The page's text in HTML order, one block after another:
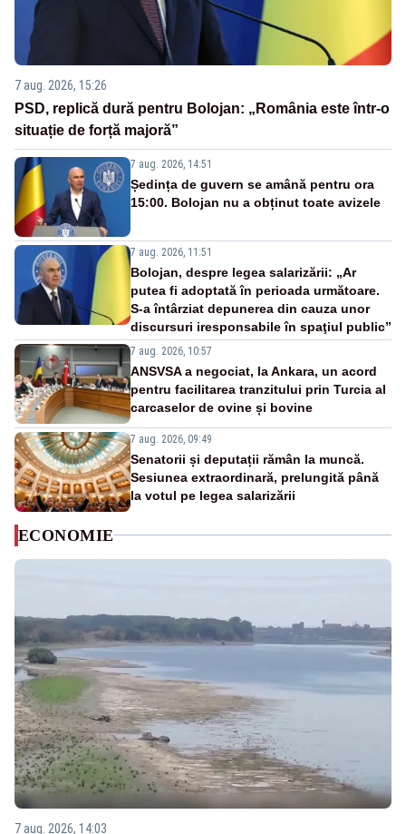
7 aug. 2026, 15:26
PSD, replică dură pentru Bolojan: „România este într-o
situație de forță majoră”
7 aug. 2026, 14:51
Ședința de guvern se amână pentru ora
15:00. Bolojan nu a obținut toate avizele
7 aug. 2026, 11:51
Bolojan, despre legea salarizării: „Ar
putea fi adoptată în perioada următoare.
S-a întârziat depunerea din cauza unor
discursuri iresponsabile în spaţiul public”
7 aug. 2026, 10:57
ANSVSA a negociat, la Ankara, un acord
pentru facilitarea tranzitului prin Turcia al
carcaselor de ovine și bovine
7 aug. 2026, 09:49
Senatorii și deputații rămân la muncă.
Sesiunea extraordinară, prelungită până
la votul pe legea salarizării
ECONOMIE
7 aug. 2026, 14:03